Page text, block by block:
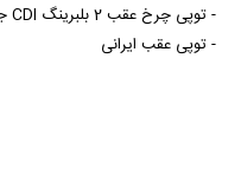
- توپی چرخ عقب 2 بلبرینگ CDI جعبه فلزی
- توپی عقب ایرانی